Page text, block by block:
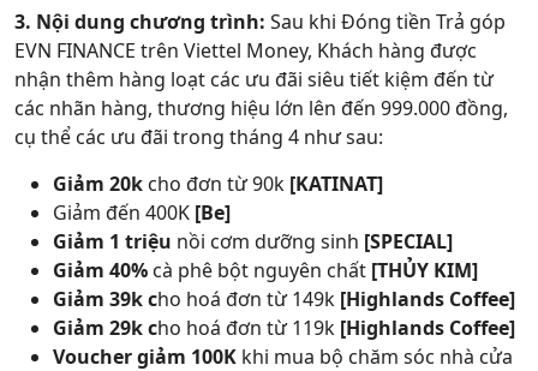
3. Nội dung chương trình: Sau khi Đóng tiền Trả góp
EVN FINANCE trên Viettel Money, Khách hàng được
nhận thêm hàng loạt các ưu đãi siêu tiết kiệm đến từ
các nhãn hàng, thương hiệu lớn lên đến 999.000 đồng,
cụ thể các ưu đãi trong tháng 4 như sau:
Giảm 20k cho đơn từ 90k [KATINAT]
Giảm đến 400K [Be]
Giảm 1 triệu nồi cơm dưỡng sinh [SPECIAL]
Giảm 40% cà phê bột nguyên chất [THỦY KIM]
Giảm 39k cho hoá đơn từ 149k [Highlands Coffee]
Giảm 29k cho hoá đơn từ 119k [Highlands Coffee]
Voucher giảm 100K khi mua bộ chăm sóc nhà cửa